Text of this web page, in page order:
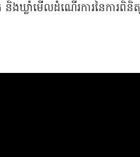
ឃ្លាំមើលដំណើរការនៃការពិនិ